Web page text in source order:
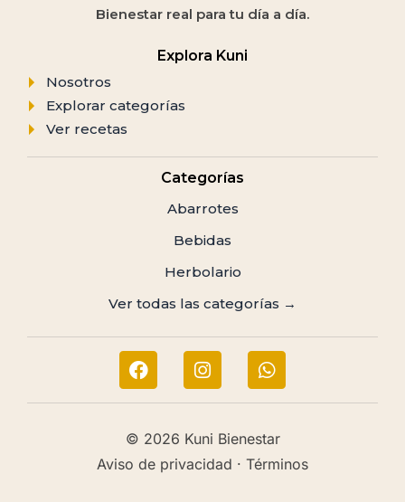
Bienestar real para tu día a día.
Explora Kuni
Nosotros
Explorar categorías
Ver recetas
Categorías
Abarrotes
Bebidas
Herbolario
Ver todas las categorías →
© 2026 Kuni Bienestar
Aviso de privacidad · Términos